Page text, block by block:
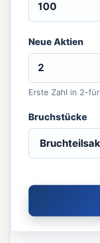
Neue Aktien
Erste Zahl in 2-
Bruchstücke